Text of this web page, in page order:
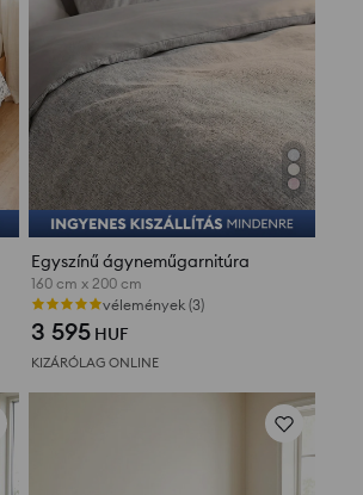
Egyszínű ágyneműgarnitúra
160 cm x 200 cm
vélemények (3)
3 595 HUF
KIZÁRÓLAG ONLINE